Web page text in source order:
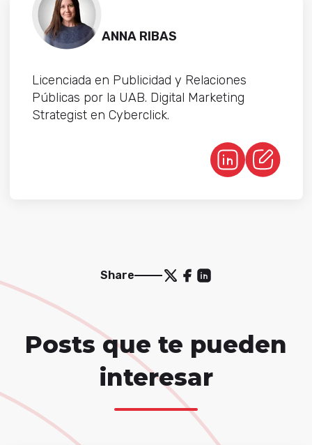
ANNA RIBAS
Licenciada en Publicidad y Relaciones
Públicas por la UAB. Digital Marketing
Strategist en Cyberclick.
Share
Posts que te pueden
interesar